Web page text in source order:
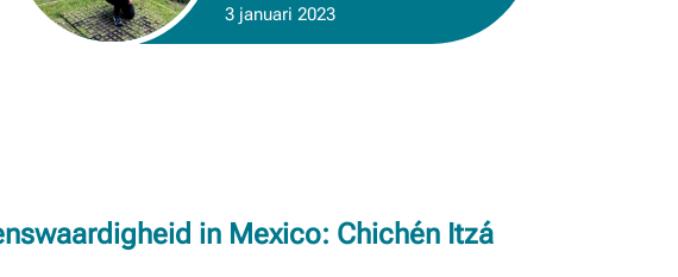
3 januari 2023
in Mexico: Chichén Itzá